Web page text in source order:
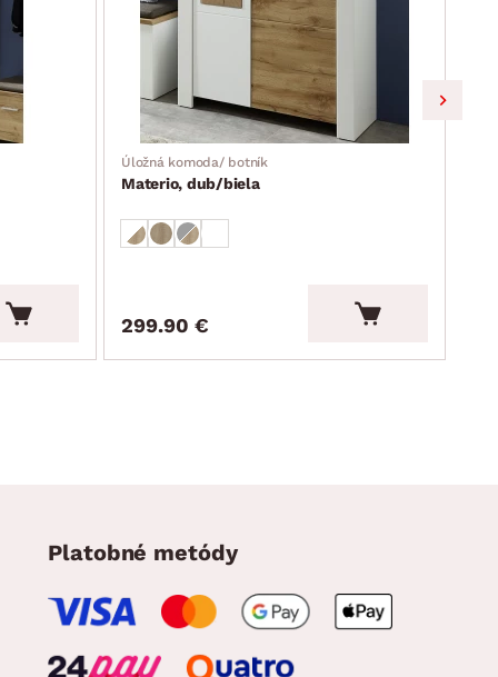
Úložná komoda/ botník
Materio, dub/biela
299.90 €
Platobné metódy